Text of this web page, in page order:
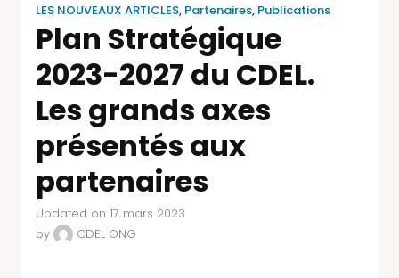
LES NOUVEAUX ARTICLES, Partenaires, Publications
Plan Stratégique
2023-2027 du CDEL.
Les grands axes
présentés aux
partenaires
Updated on 17 mars 2023
by
CDEL ONG